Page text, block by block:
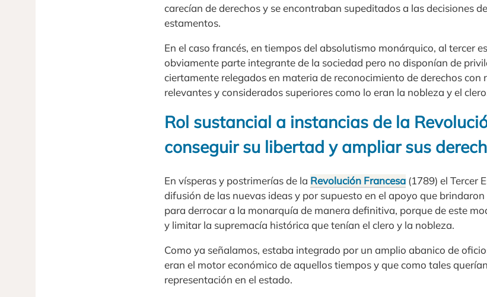
carecían de derechos y se encontraban supeditados a las decisiones
estamentos.
En el caso francés, en tiempos del absolutismo monárquico, al tercer
obviamente parte integrante de la sociedad pero no disponían de
ciertamente relegados en materia de reconocimiento de derechos con
relevantes y considerados superiores como lo eran la nobleza y el
Rol sustancial a instancias de la
conseguir su libertad y ampliar sus
En vísperas y postrimerías de la Revolución Francesa (1789) el Tercer
difusión de las nuevas ideas y por supuesto en el apoyo que
para derrocar a la monarquía de manera definitiva, porque de este
y limitar la supremacía histórica que tenían el clero y la nobleza.
Como ya señalamos, estaba integrado por un amplio abanico de
eran el motor económico de aquellos tiempos y que como tales
representación en el estado.